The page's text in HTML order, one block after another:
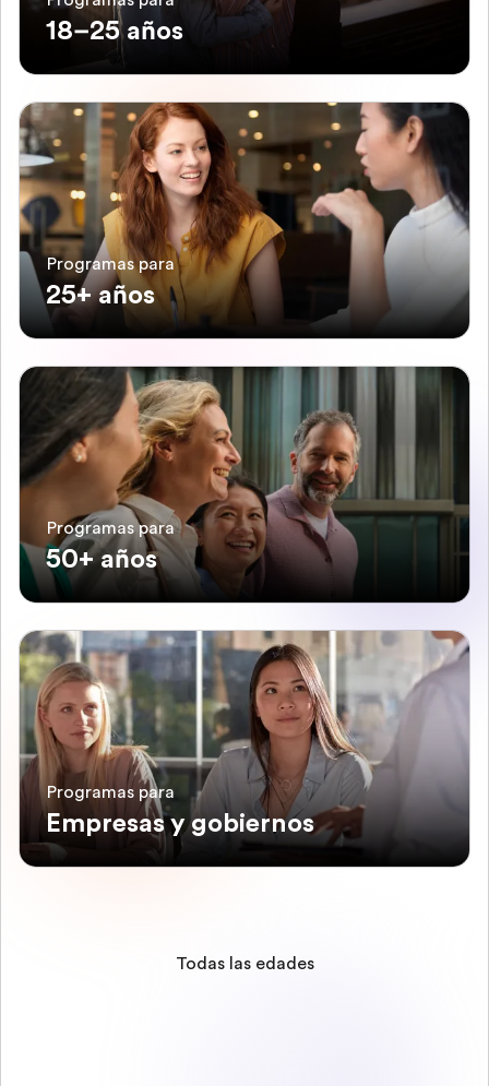
18–25 años
Programas para
25+ años
Programas para
50+ años
Programas para
Empresas y gobiernos
Todas las edades